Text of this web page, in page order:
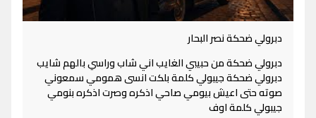
دبرولي ضحكة نصر البحار
دبرولي ضحكة من حبيبي الغايب اني شاب وراسي بالهم شايب
دبرولي ضحكة جيبولي كلمة بلكت انسى همومي سمعوني
صوته حتى اعيش بيومي صاحي اذكره وصرت اذكره بنومي
جيبولي كلمة اوف